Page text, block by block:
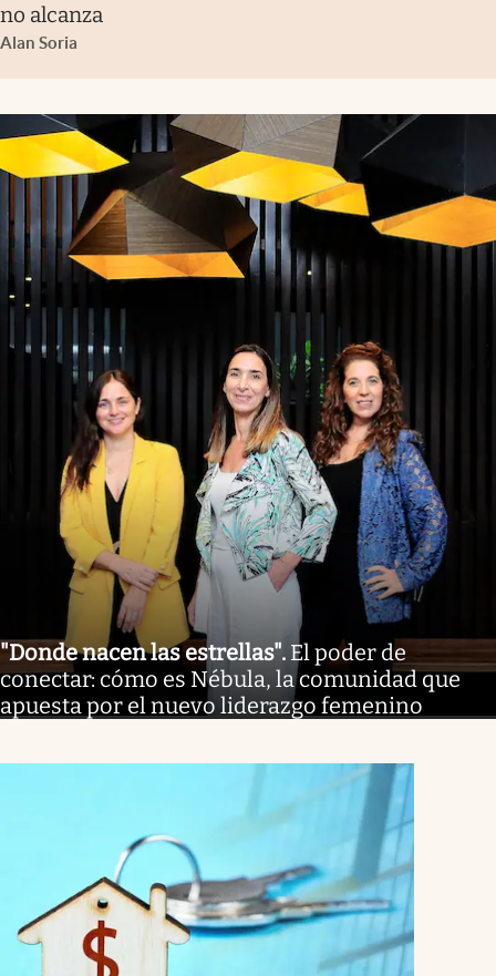
no alcanza
Alan Soria
"Donde nacen las estrellas". El poder de
conectar: cómo es Nébula, la comunidad que
apuesta por el nuevo liderazgo femenino